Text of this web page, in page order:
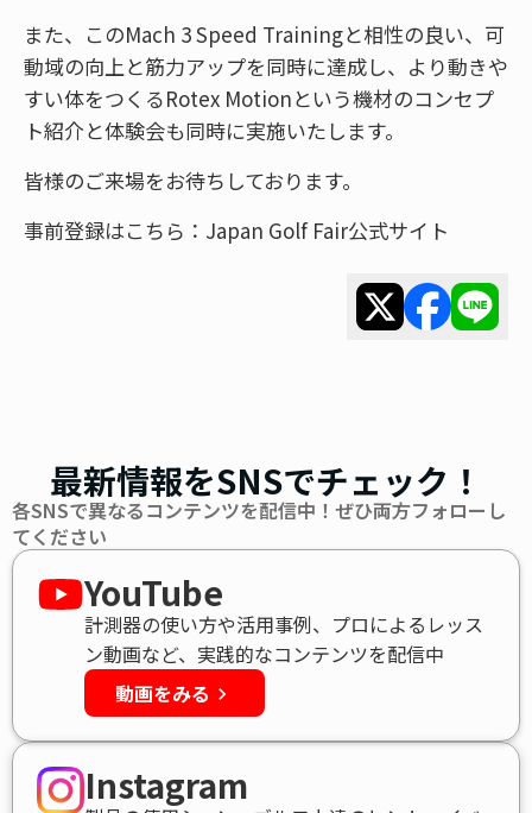
また、このMach 3 Speed Trainingと相性の良い、可
動域の向上と筋力アップを同時に達成し、より動きや
すい体をつくるRotex Motionという機材のコンセプ
ト紹介と体験会も同時に実施いたします。
皆様のご来場をお待ちしております。
事前登録はこちら： Japan Golf Fair公式サイト
最新情報をSNSでチェック！
各SNSで異なるコンテンツを配信中！ぜひ両方フォローし
てください
YouTube
計測器の使い方や活用事例、プロによるレッス
ン動画など、実践的なコンテンツを配信中
動画をみる keyboard_arrow_right
Instagram